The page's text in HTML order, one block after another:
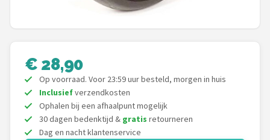
ABUS
AXA
New Looxs
BBB Cycling
€ 28,90
Op voorraad. Voor 23:59 uur besteld, morgen in huis
Inclusiefverzendkosten
Ophalen bij een afhaalpunt mogelijk
30 dagen bedenktijd & gratis retourneren
Dag en nacht klantenservice